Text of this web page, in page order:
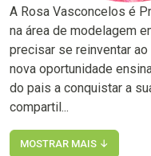
A Rosa Vasconcelos é
na área de modelagem
precisar se reinventar
nova oportunidade
do pais a conquistar a
compartil...
MOSTRAR MAIS ↓